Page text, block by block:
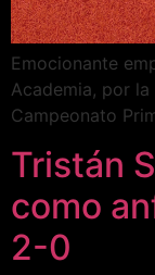
Emocionante
Academia, por
Campeonato
Tristán
como
2-0